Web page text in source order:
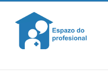
Skip
content